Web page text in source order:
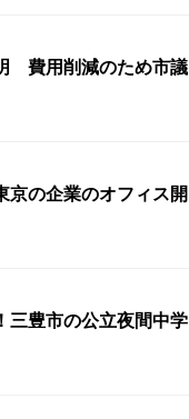
費用削減のため市議
の企業のオフィス開
三豊市の公立夜間中学